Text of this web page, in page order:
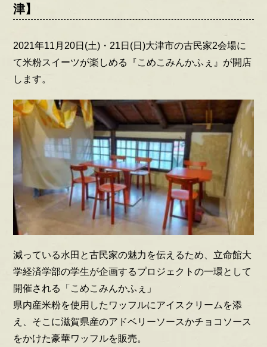
津】
2021年11月20日(土)・21日(日)大津市の古民家2会場に
て米粉スイーツが楽しめる『こめこみんかふぇ』が開店
します。
減っている水田と古民家の魅力を伝えるため、立命館大
学経済学部の学生が企画するプロジェクトの一環として
開催される「こめこみんかふぇ」
県内産米粉を使用したワッフルにアイスクリームを添
え、そこに滋賀県産のアドベリーソースかチョコソース
をかけた豪華ワッフルを販売。